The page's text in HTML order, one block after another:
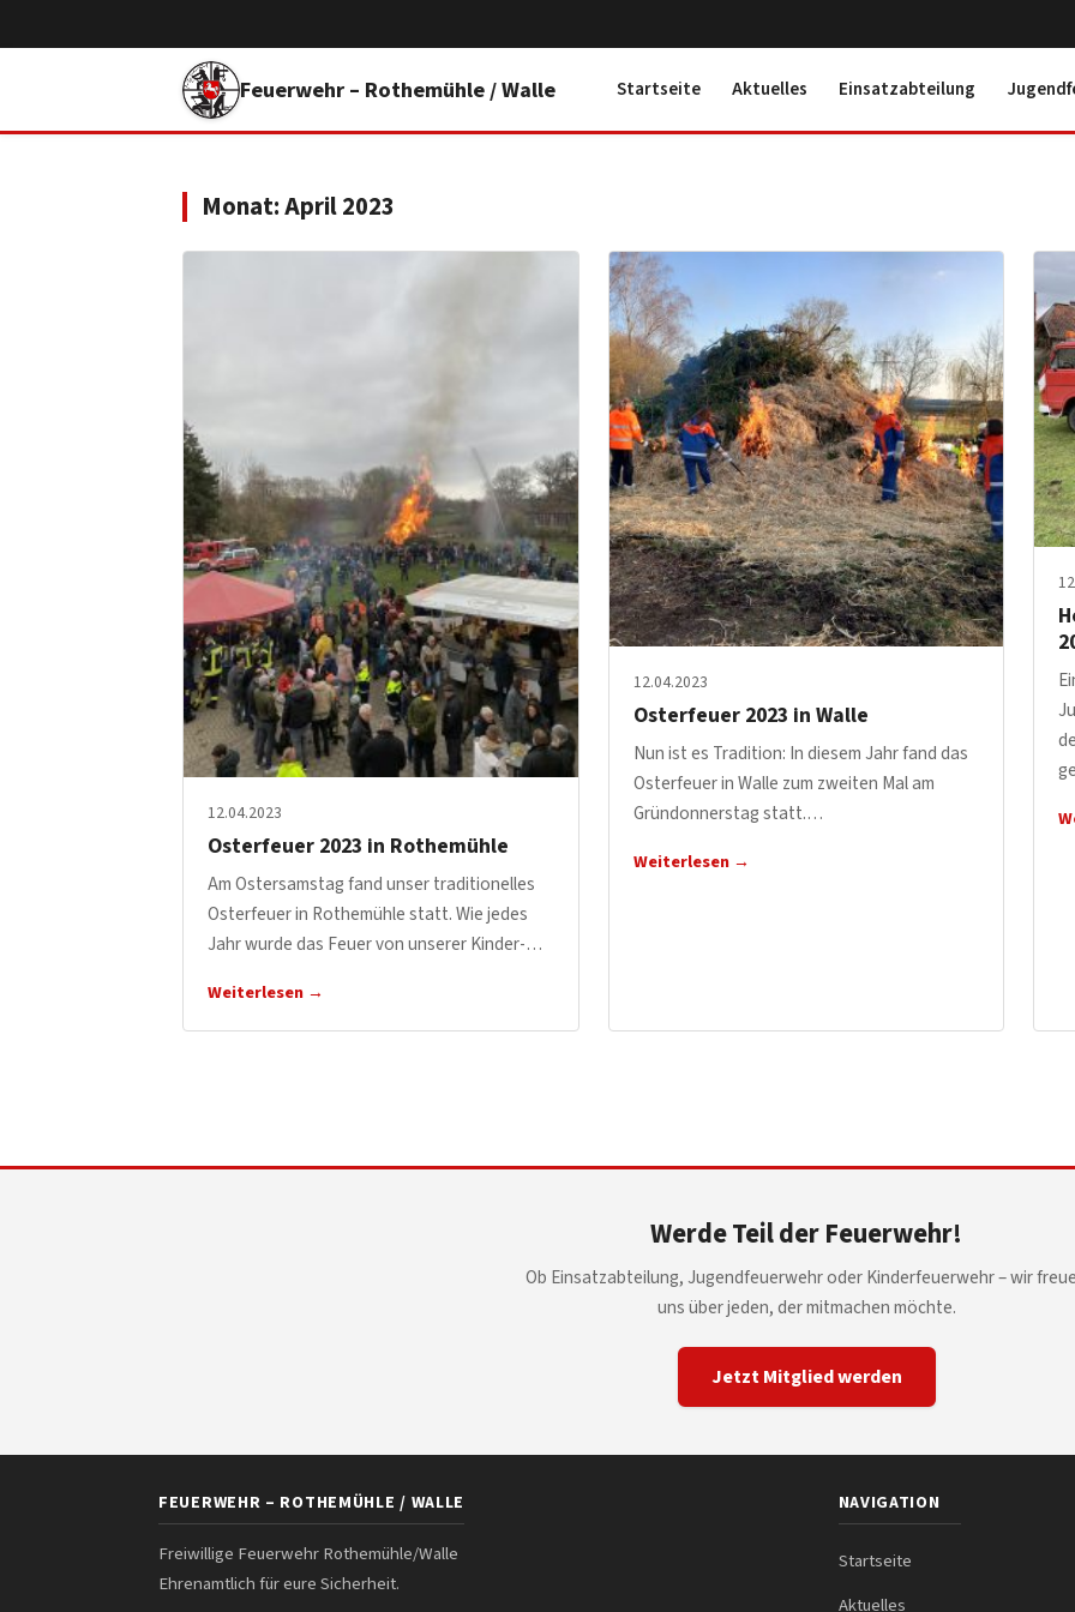
Feuerwehr – Rothemühle / Walle Startseite Aktuelles Einsatzabteilung
Monat:April 2023
12.04.2023
Osterfeuer 2023 in Rothemühle
Am Ostersamstag fand unser traditionelles
Osterfeuer in Rothemühle statt. Wie jedes
Jahr wurde das Feuer von unserer Kinder-…
Weiterlesen →
12.04.2023
Osterfeuer 2023 in Walle
Nun ist es Tradition: In diesem Jahr fand das
Osterfeuer in Walle zum zweiten Mal am
Gründonnerstag statt.…
Weiterlesen →
Werde Teil der Feuerwehr!
Ob Einsatzabteilung, Jugendfeuerwehr oder Kinderfeuerwehr – wir
uns über jeden, der mitmachen möchte.
Jetzt Mitglied werden
FEUERWEHR – ROTHEMÜHLE / WALLE
Freiwillige Feuerwehr Rothemühle/Walle
Ehrenamtlich für eure Sicherheit.
NAVIGATION
Startseite
Aktuelles